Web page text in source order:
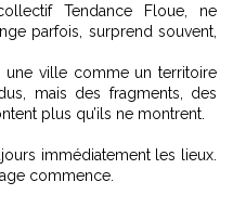
Tendance Floue, ne
parfois, surprend souvent,
une ville comme un territoire
mais des fragments, des
plus qu’ils ne montrent.
immédiatement les lieux.
commence.